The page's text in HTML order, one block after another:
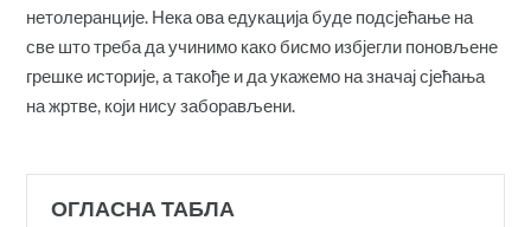
нетолеранције. Нека ова едукација буде подсјећање на
све што треба да учинимо како бисмо избјегли поновљене
грешке историје, а такође и да укажемо на значај сјећања
на жртве, који нису заборављени.
ОГЛАСНА ТАБЛА